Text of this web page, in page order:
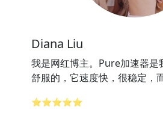
Diana Liu
我是网红博主。Pure加速器是
舒服的，它速度快，很稳定，
⭐⭐⭐⭐⭐